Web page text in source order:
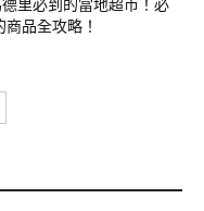
德里必到的當地超市！必
品全攻略！